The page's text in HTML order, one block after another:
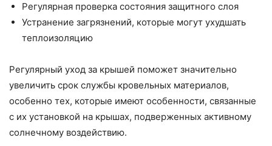
Регулярная проверка состояния защитного слоя
Устранение загрязнений, которые могут ухудшать
теплоизоляцию
Регулярный уход за крышей поможет значительно
увеличить срок службы кровельных материалов,
особенно тех, которые имеют особенности, связанные
с их установкой на крышах, подверженных активному
солнечному воздействию.